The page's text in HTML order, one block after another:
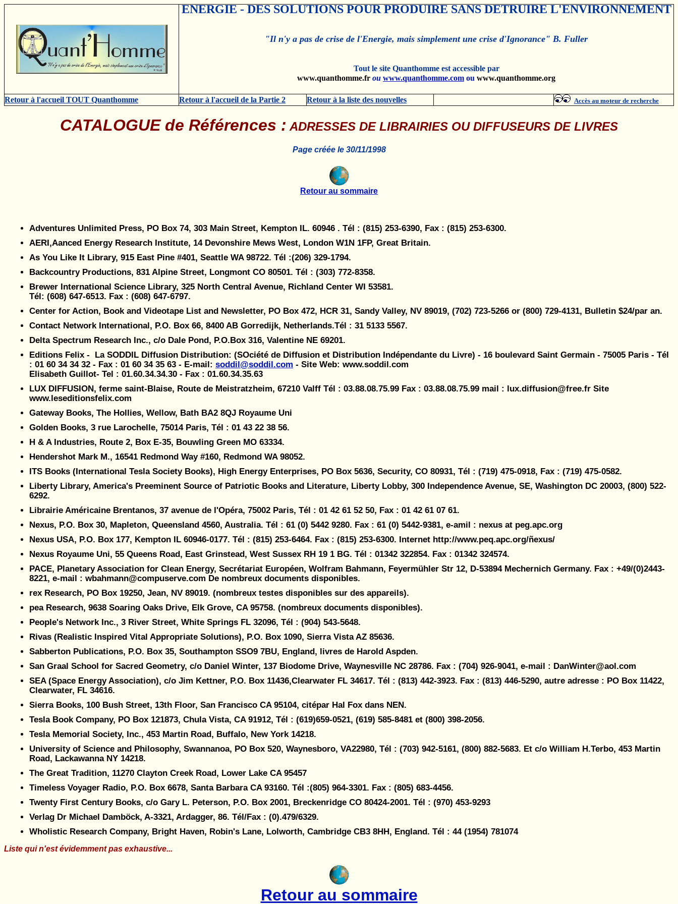
ENERGIE - DES SOLUTIONS POUR PRODUIRE SANS DETRUIRE L'ENVIRONNEMENT
"Il n'y a pas de crise de l'Energie, mais simplement une crise d'Ignorance" B. Fuller
Tout le site Quanthomme est accessible par
www.quanthomme.fr ou www.quanthomme.com ou www.quanthomme.org
Retour à l'accueil TOUT Quanthomme Retour à l'accueil de la Partie 2 Retour à la liste des nouvelles Accès au moteur de recherche
CATALOGUE de Références : ADRESSES DE LIBRAIRIES OU DIFFUSEURS DE LIVRES
Page créée le 30/11/1998
Retour au sommaire
Adventures Unlimited Press, PO Box 74, 303 Main Street, Kempton IL. 60946 . Tél : (815) 253-6390, Fax : (815) 253-6300.
AERI,Aanced Energy Research Institute, 14 Devonshire Mews West, London W1N 1FP, Great Britain.
As You Like It Library, 915 East Pine #401, Seattle WA 98722. Tél :(206) 329-1794.
Backcountry Productions, 831 Alpine Street, Longmont CO 80501. Tél : (303) 772-8358.
Brewer International Science Library, 325 North Central Avenue, Richland Center WI 53581.
Tél: (608) 647-6513. Fax : (608) 647-6797.
Center for Action, Book and Videotape List and Newsletter, PO Box 472, HCR 31, Sandy Valley, NV 89019, (702) 723-5266 or (800) 729-4131, Bulletin $24/par an.
Contact Network International, P.O. Box 66, 8400 AB Gorredijk, Netherlands.Tél : 31 5133 5567.
Delta Spectrum Research Inc., c/o Dale Pond, P.O.Box 316, Valentine NE 69201.
Editions Felix - La SODDIL Diffusion Distribution: (SOciété de Diffusion et Distribution Indépendante du Livre) - 16 boulevard Saint Germain - 75005 Paris - Tél
: 01 60 34 34 32 - Fax : 01 60 34 35 63 - E-mail: soddil@soddil.com - Site Web: www.soddil.com
Elisabeth Guillot- Tel : 01.60.34.34.30 - Fax : 01.60.34.35.63
LUX DIFFUSION, ferme saint-Blaise, Route de Meistratzheim, 67210 Valff Tél : 03.88.08.75.99 Fax : 03.88.08.75.99 mail : lux.diffusion@free.fr Site
www.leseditionsfelix.com
Gateway Books, The Hollies, Wellow, Bath BA2 8QJ Royaume Uni
Golden Books, 3 rue Larochelle, 75014 Paris, Tél : 01 43 22 38 56.
H & A Industries, Route 2, Box E-35, Bouwling Green MO 63334.
Hendershot Mark M., 16541 Redmond Way #160, Redmond WA 98052.
ITS Books (International Tesla Society Books), High Energy Enterprises, PO Box 5636, Security, CO 80931, Tél : (719) 475-0918, Fax : (719) 475-0582.
Liberty Library, America's Preeminent Source of Patriotic Books and Literature, Liberty Lobby, 300 Independence Avenue, SE, Washington DC 20003, (800) 522-
6292.
Librairie Américaine Brentanos, 37 avenue de l'Opéra, 75002 Paris, Tél : 01 42 61 52 50, Fax : 01 42 61 07 61.
Nexus, P.O. Box 30, Mapleton, Queensland 4560, Australia. Tél : 61 (0) 5442 9280. Fax : 61 (0) 5442-9381, e-amil : nexus at peg.apc.org
Nexus USA, P.O. Box 177, Kempton IL 60946-0177. Tél : (815) 253-6464. Fax : (815) 253-6300. Internet http://www.peq.apc.org/ñexus/
Nexus Royaume Uni, 55 Queens Road, East Grinstead, West Sussex RH 19 1 BG. Tél : 01342 322854. Fax : 01342 324574.
PACE, Planetary Association for Clean Energy, Secrétariat Européen, Wolfram Bahmann, Feyermühler Str 12, D-53894 Mechernich Germany. Fax : +49/(0)2443-
8221, e-mail : wbahmann@compuserve.com De nombreux documents disponibles.
rex Research, PO Box 19250, Jean, NV 89019. (nombreux testes disponibles sur des appareils).
pea Research, 9638 Soaring Oaks Drive, Elk Grove, CA 95758. (nombreux documents disponibles).
People's Network Inc., 3 River Street, White Springs FL 32096, Tél : (904) 543-5648.
Rivas (Realistic Inspired Vital Appropriate Solutions), P.O. Box 1090, Sierra Vista AZ 85636.
Sabberton Publications, P.O. Box 35, Southampton SSO9 7BU, England, livres de Harold Aspden.
San Graal School for Sacred Geometry, c/o Daniel Winter, 137 Biodome Drive, Waynesville NC 28786. Fax : (704) 926-9041, e-mail : DanWinter@aol.com
SEA (Space Energy Association), c/o Jim Kettner, P.O. Box 11436,Clearwater FL 34617. Tél : (813) 442-3923. Fax : (813) 446-5290, autre adresse : PO Box 11422,
Clearwater, FL 34616.
Sierra Books, 100 Bush Street, 13th Floor, San Francisco CA 95104, citépar Hal Fox dans NEN.
Tesla Book Company, PO Box 121873, Chula Vista, CA 91912, Tél : (619)659-0521, (619) 585-8481 et (800) 398-2056.
Tesla Memorial Society, Inc., 453 Martin Road, Buffalo, New York 14218.
University of Science and Philosophy, Swannanoa, PO Box 520, Waynesboro, VA22980, Tél : (703) 942-5161, (800) 882-5683. Et c/o William H.Terbo, 453 Martin
Road, Lackawanna NY 14218.
The Great Tradition, 11270 Clayton Creek Road, Lower Lake CA 95457
Timeless Voyager Radio, P.O. Box 6678, Santa Barbara CA 93160. Tél :(805) 964-3301. Fax : (805) 683-4456.
Twenty First Century Books, c/o Gary L. Peterson, P.O. Box 2001, Breckenridge CO 80424-2001. Tél : (970) 453-9293
Verlag Dr Michael Damböck, A-3321, Ardagger, 86. Tél/Fax : (0).479/6329.
Wholistic Research Company, Bright Haven, Robin's Lane, Lolworth, Cambridge CB3 8HH, England. Tél : 44 (1954) 781074
Liste qui n'est évidemment pas exhaustive...
Retour au sommaire